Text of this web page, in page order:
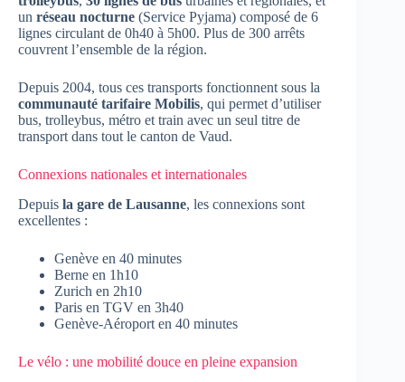
un réseau nocturne (Service Pyjama) composé de 6
lignes circulant de 0h40 à 5h00. Plus de 300 arrêts
couvrent l’ensemble de la région.
Depuis 2004, tous ces transports fonctionnent sous la
communauté tarifaire Mobilis, qui permet d’utiliser
bus, trolleybus, métro et train avec un seul titre de
transport dans tout le canton de Vaud.
Connexions nationales et internationales
Depuis la gare de Lausanne, les connexions sont
excellentes :
Genève en 40 minutes
Berne en 1h10
Zurich en 2h10
Paris en TGV en 3h40
Genève-Aéroport en 40 minutes
Le vélo : une mobilité douce en pleine expansion